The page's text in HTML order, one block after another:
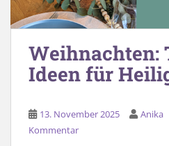
Weihnachten:
Ideen für
13. November 2025 Anika
Kommentar